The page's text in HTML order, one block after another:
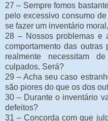
27 – Sempre fomos
pelo excessivo consumo
se fazer um inventário
28 – Nossos problemas e
comportamento das
realmente necessitam
culpados. Será?
29 – Acha seu caso
são piores do que os dos
30 – Durante o inventário
defeitos?
31 – Concorda com que